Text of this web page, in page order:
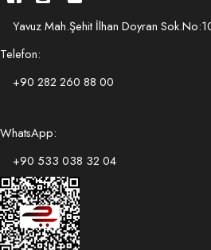
Yavuz Mah.Şehit İlhan Doyran
Telefon:
+90 282 260 88 00
WhatsApp:
+90 533 038 32 04